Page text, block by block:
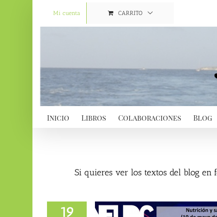
Mi cuenta CARRITO
Inicio Libros Colaboraciones Blog
Si quieres ver los textos del blog en
19